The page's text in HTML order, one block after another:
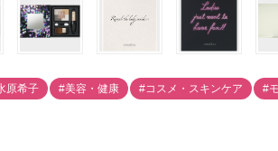
原希子 #美容・健康 #コスメ・スキンケア #